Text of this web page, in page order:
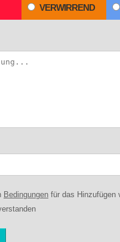
VERWIRREND
Bedingungen für das Hinzufügen